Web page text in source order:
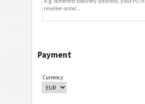
Payment
Currency